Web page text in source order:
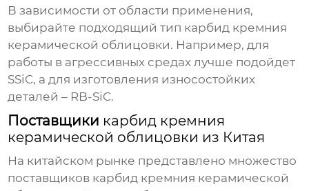
В зависимости от области применения,
выбирайте подходящий тип карбид кремния
керамической облицовки. Например, для
работы в агрессивных средах лучше подойдет
SSiC, а для изготовления износостойких
деталей – RB-SiC.
Поставщики карбид кремния
керамической облицовки из Китая
На китайском рынке представлено множество
поставщиков карбид кремния керамической